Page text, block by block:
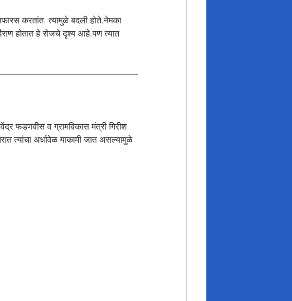
करतांत. त्यामुळे बदली होते.नेमका
होतात हे रोजचे दृश्य आहे.पण त्यात
फडणवीस व ग्रामविकास मंत्री गिरीश
त्यांचा अर्धावेळ याकामी जात असल्यामुळे